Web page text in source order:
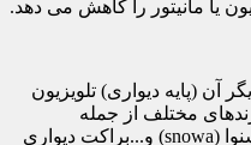
یا مانیتور را کاهش می دهد.
آن (پایه دیواری) تلویزیون
مختلف از جمله
سامسونگ (samsung) و ال جی (lg) اسنوا (snowa) و...براکت دیواری